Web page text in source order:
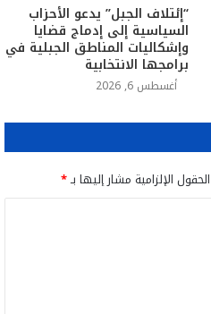
“إئتلاف الجبل” يدعو الأحزاب
السياسية إلى إدماج قضايا
وإشكاليات المناطق الجبلية في
برامجها الانتخابية
أغسطس 6, 2026
الحقول الإلزامية مشار إليها بـ*